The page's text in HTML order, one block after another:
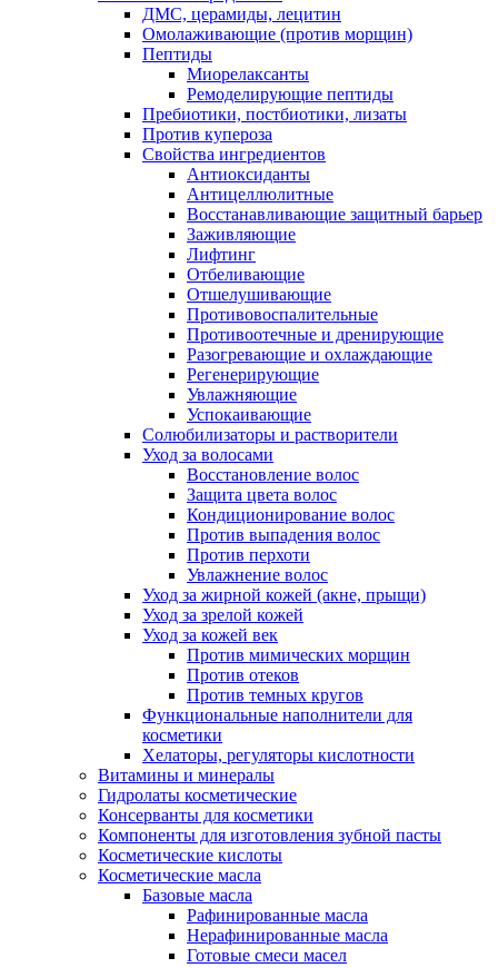
ДМС, церамиды, лецитин
Омолаживающие (против морщин)
Пептиды
Миорелаксанты
Ремоделирующие пептиды
Пребиотики, постбиотики, лизаты
Против купероза
Свойства ингредиентов
Антиоксиданты
Антицеллюлитные
Восстанавливающие защитный барьер
Заживляющие
Лифтинг
Отбеливающие
Отшелушивающие
Противовоспалительные
Противоотечные и дренирующие
Разогревающие и охлаждающие
Регенерирующие
Увлажняющие
Успокаивающие
Солюбилизаторы и растворители
Уход за волосами
Восстановление волос
Защита цвета волос
Кондиционирование волос
Против выпадения волос
Против перхоти
Увлажнение волос
Уход за жирной кожей (акне, прыщи)
Уход за зрелой кожей
Уход за кожей век
Против мимических морщин
Против отеков
Против темных кругов
Функциональные наполнители для
косметики
Хелаторы, регуляторы кислотности
Витамины и минералы
Гидролаты косметические
Консерванты для косметики
Компоненты для изготовления зубной пасты
Косметические кислоты
Косметические масла
Базовые масла
Рафинированные масла
Нерафинированные масла
Готовые смеси масел